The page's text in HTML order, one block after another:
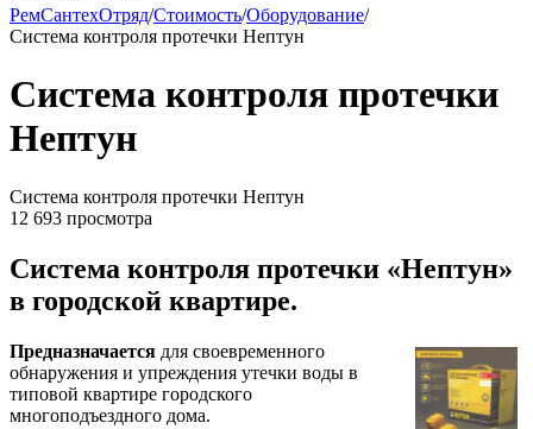
РемСантехОтряд/Стоимость/Оборудование/
Система контроля протечки Нептун
Система контроля протечки
Нептун
Система контроля протечки Нептун
12 693 просмотра
Система контроля протечки «Нептун»
в городской квартире.
Предназначается для своевременного
обнаружения и упреждения утечки воды в
типовой квартире городского
многоподъездного дома.